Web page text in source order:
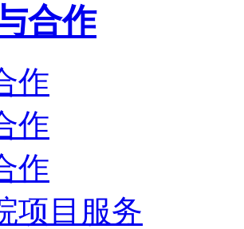
合作
作
作
作
项目服务